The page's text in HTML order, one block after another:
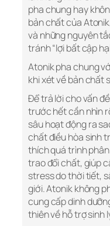
pha chung hay
bản chất của
và những nguyên
tránh “lợi bất cập
Atonik pha chung
khi xét về bản chất
Để trả lời cho vấn
trước hết cần nhìn
sâu hoạt động ra
chất điều hòa sinh
thích quá trình
trao đổi chất, giúp
stress do thời tiết,
giới. Atonik không
cung cấp dinh
thiên về hỗ trợ sinh